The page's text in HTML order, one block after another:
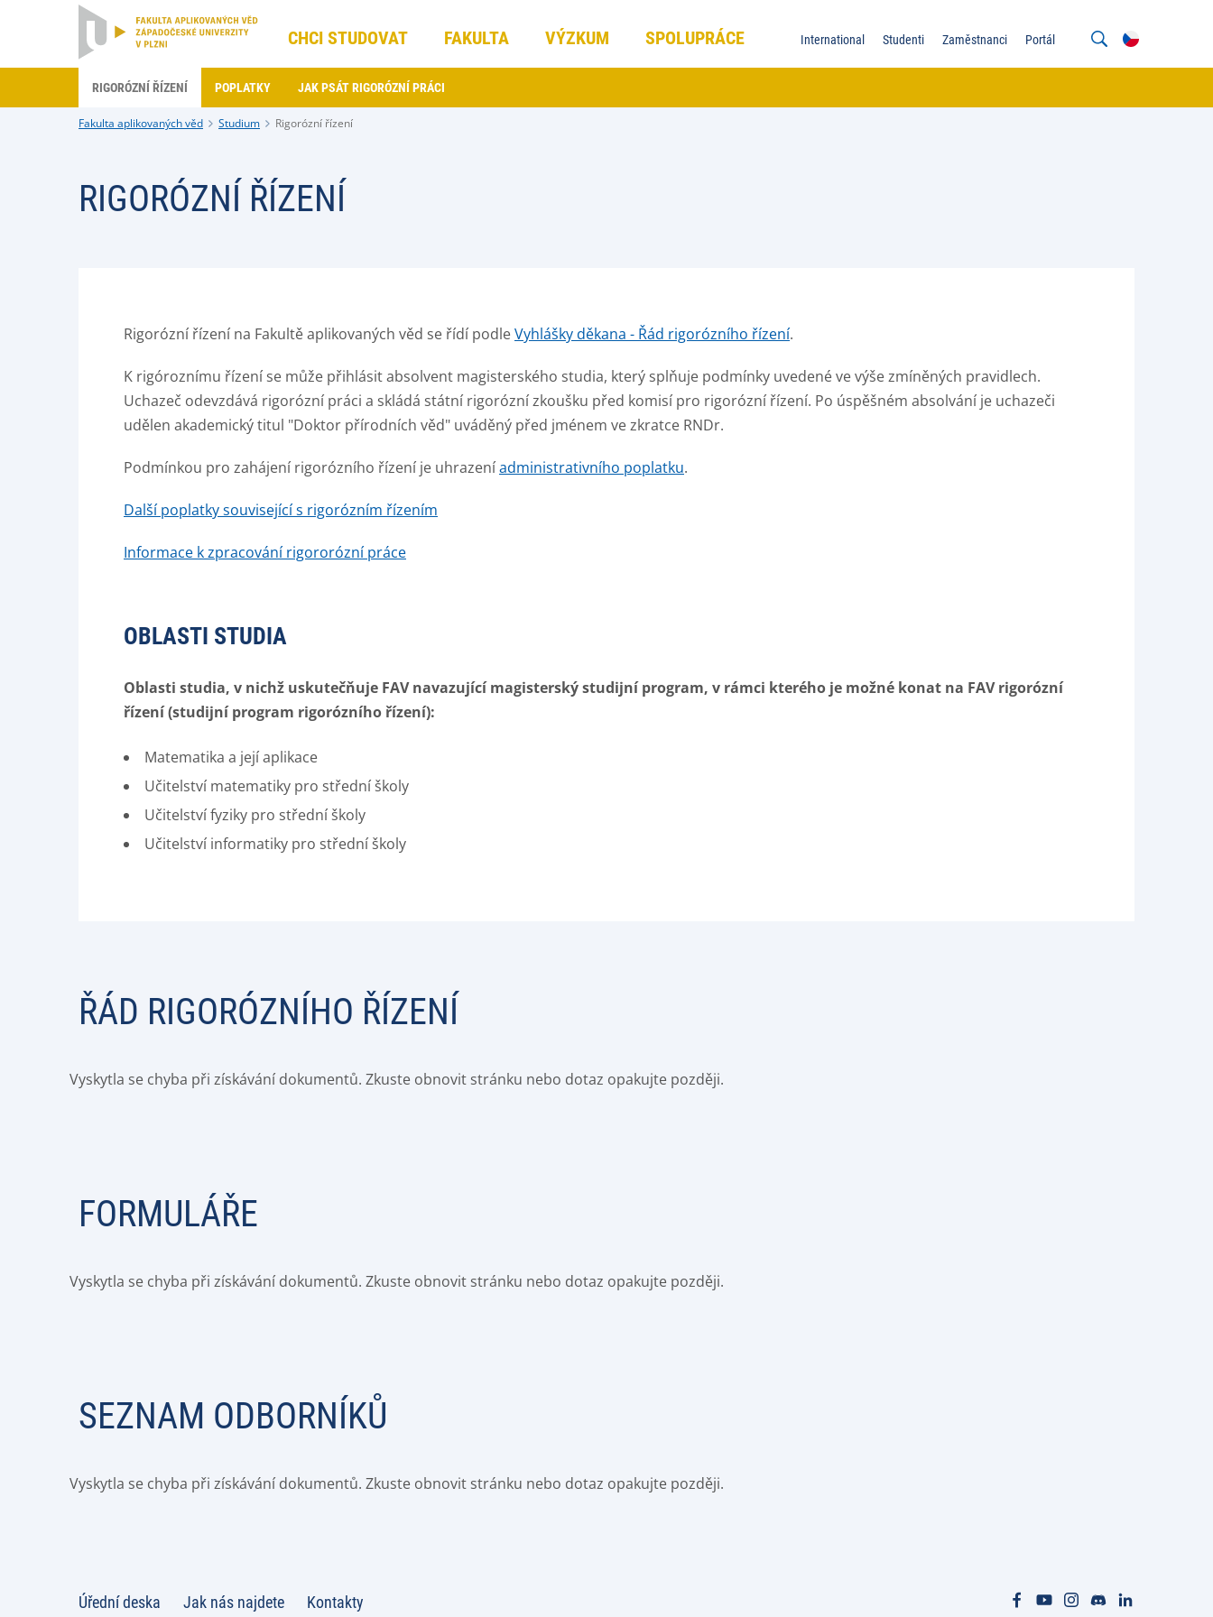
CHCI STUDOVAT FAKULTA VÝZKUM SPOLUPRÁCE International Studenti Zaměstnanci Portál
RIGORÓZNÍ ŘÍZENÍ POPLATKY JAK PSÁT RIGORÓZNÍ PRÁCI
Fakulta aplikovaných věd Studium Rigorózní řízení
RIGORÓZNÍ ŘÍZENÍ
Rigorózní řízení na Fakultě aplikovaných věd se řídí podleVyhlášky děkana - Řád rigorózního řízení.
K rigóroznímu řízení se může přihlásit absolvent magisterského studia, který splňuje podmínky uvedené ve výše zmíněných pravidlech.
Uchazeč odevzdává rigorózní práci a skládá státní rigorózní zkoušku před komisí pro rigorózní řízení. Po úspěšném absolvání je uchazeči
udělen akademický titul "Doktor přírodních věd" uváděný před jménem ve zkratce RNDr.
Podmínkou pro zahájení rigorózního řízení je uhrazeníadministrativního poplatku.
Další poplatky související s rigorózním řízením
Informace k zpracování rigororózní práce
OBLASTI STUDIA
Oblasti studia, v nichž uskutečňuje FAV navazující magisterský studijní program, v rámci kterého je možné konat na FAV rigorózní
řízení (studijní program rigorózního řízení):
Matematika a její aplikace
Učitelství matematiky pro střední školy
Učitelství fyziky pro střední školy
Učitelství informatiky pro střední školy
ŘÁD RIGORÓZNÍHO ŘÍZENÍ
Vyskytla se chyba při získávání dokumentů. Zkuste obnovit stránku nebo dotaz opakujte později.
FORMULÁŘE
Vyskytla se chyba při získávání dokumentů. Zkuste obnovit stránku nebo dotaz opakujte později.
SEZNAM ODBORNÍKŮ
Vyskytla se chyba při získávání dokumentů. Zkuste obnovit stránku nebo dotaz opakujte později.
Úřední deska Jak nás najdete Kontakty